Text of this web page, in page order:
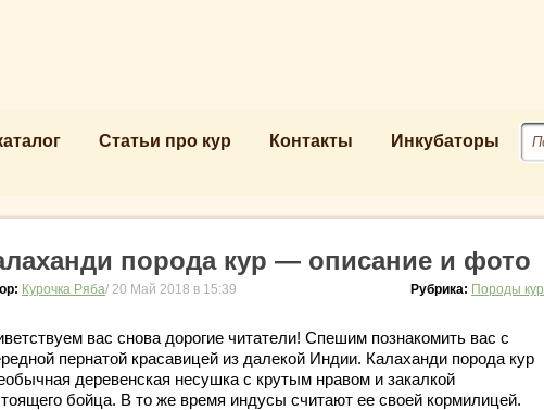
Статьи про кур Контакты Инкубаторы
порода кур — описание и фото
Курочка Ряба/ 20 Май 2018 в 15:39 Рубрика: Породы кур
вас снова дорогие читатели! Спешим познакомить вас с
пернатой красавицей из далекой Индии. Калаханди порода кур
деревенская несушка с крутым нравом и закалкой
бойца. В то же время индусы считают ее своей кормилицей.